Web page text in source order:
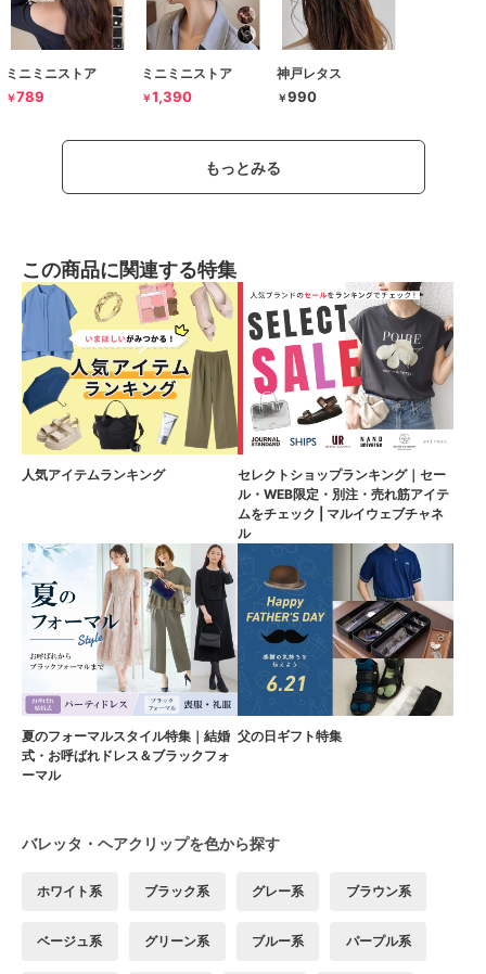
ミニミニストア
￥789
ミニミニストア
￥1,390
神戸レタス
￥990
もっとみる
この商品に関連する特集
人気アイテムランキング
セレクトショップランキング｜セー
ル・WEB限定・別注・売れ筋アイテ
ムをチェック | マルイウェブチャネ
ル
夏のフォーマルスタイル特集｜結婚
式・お呼ばれドレス＆ブラックフォ
ーマル
父の日ギフト特集
バレッタ・ヘアクリップを色から探す
ホワイト系 ブラック系 グレー系 ブラウン系
ベージュ系 グリーン系 ブルー系 パープル系